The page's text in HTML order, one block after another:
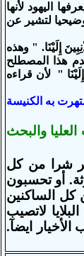
اليهود لأنها
لتشير عن
أَيْضًا لِلْمُذْنِبِينَ إِلَيْنَا. " وهذه
هذا المصطلح
مَنْ يُذْنِبُ إِلَيْنَا " لأن قراءه
به الكنيسة
والبحث
شرا من كل
أو تحسبون
كل الساكنين
لاتصيب
، وإنما هى تصيب الأخيار ايضآ.